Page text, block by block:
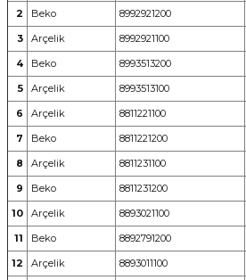
2
Beko 8992921200
3
Arçelik 8992921100
4
Beko 8993513200
5
Arçelik 8993513100
6
Arçelik 8811221100
7
Beko 8811221200
8
Arçelik 8811231100
9
Beko 8811231200
10
Arçelik 8893021100
11
Beko 8892791200
12
Arçelik 8893011100